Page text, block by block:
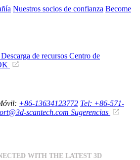
Nuestros socios de confianza Become
Descarga de recursos Centro de
+86-13634123772 Tel: +86-571-
scantech.com Sugerencias